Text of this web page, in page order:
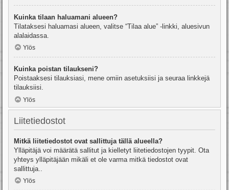
Kuinka tilaan haluamani alueen?
Tilataksesi haluamasi alueen, valitse “Tilaa alue” -linkki, aluesivun
alalaidassa.
Ylös
Kuinka poistan tilaukseni?
Poistaaksesi tilauksiasi, mene omiin asetuksiisi ja seuraa linkkejä
tilauksiisi.
Ylös
Liitetiedostot
Mitkä liitetiedostot ovat sallittuja tällä alueella?
Ylläpitäjä voi määrätä sallitut ja kielletyt liitetiedostojen tyypit. Ota
yhteys ylläpitäjään mikäli et ole varma mitkä tiedostot ovat
sallittuja..
Ylös